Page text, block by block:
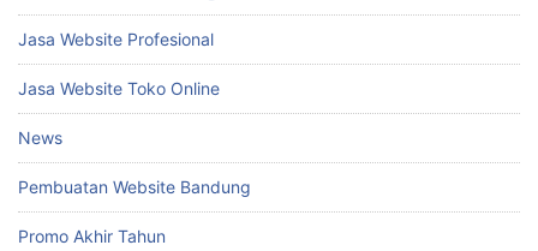
Jasa Website Profesional
Jasa Website Toko Online
News
Pembuatan Website Bandung
Promo Akhir Tahun